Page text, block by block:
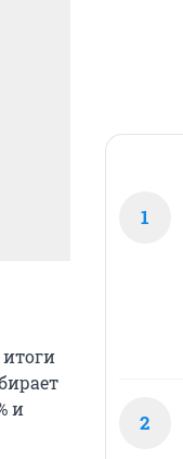
и
1
2